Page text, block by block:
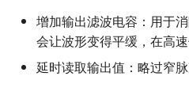
电源方案（Buck）-
XL2009E1
增加输出滤波电容：用于
会让波形变得平缓，在高
延时读取输出值：略过窄脉